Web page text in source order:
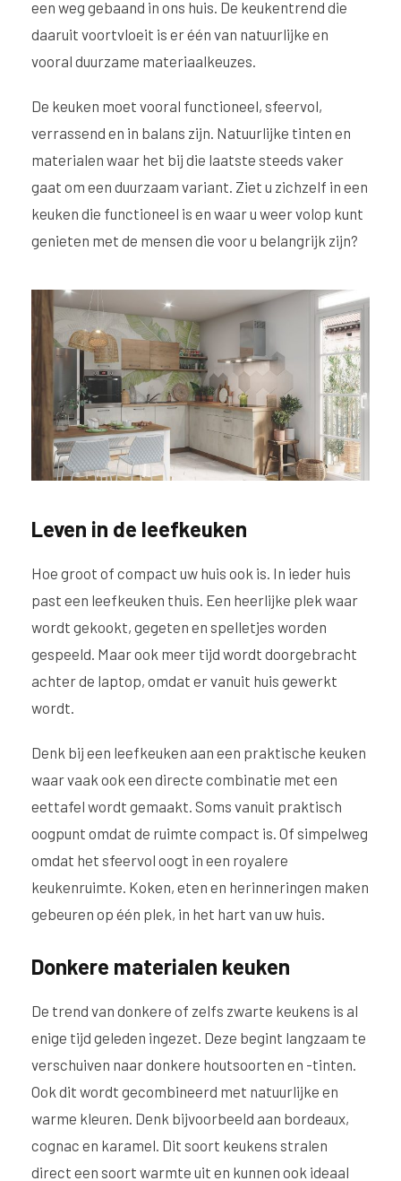
een weg gebaand in ons huis. De keukentrend die
daaruit voortvloeit is er één van natuurlijke en
vooral duurzame materiaalkeuzes.
De keuken moet vooral functioneel, sfeervol,
verrassend en in balans zijn. Natuurlijke tinten en
materialen waar het bij die laatste steeds vaker
gaat om een duurzaam variant. Ziet u zichzelf in een
keuken die functioneel is en waar u weer volop kunt
genieten met de mensen die voor u belangrijk zijn?
Leven in de leefkeuken
Hoe groot of compact uw huis ook is. In ieder huis
past een leefkeuken thuis. Een heerlijke plek waar
wordt gekookt, gegeten en spelletjes worden
gespeeld. Maar ook meer tijd wordt doorgebracht
achter de laptop, omdat er vanuit huis gewerkt
wordt.
Denk bij een leefkeuken aan een praktische keuken
waar vaak ook een directe combinatie met een
eettafel wordt gemaakt. Soms vanuit praktisch
oogpunt omdat de ruimte compact is. Of simpelweg
omdat het sfeervol oogt in een royalere
keukenruimte. Koken, eten en herinneringen maken
gebeuren op één plek, in het hart van uw huis.
Donkere materialen keuken
De trend van donkere of zelfs zwarte keukens is al
enige tijd geleden ingezet. Deze begint langzaam te
verschuiven naar donkere houtsoorten en -tinten.
Ook dit wordt gecombineerd met natuurlijke en
warme kleuren. Denk bijvoorbeeld aan bordeaux,
cognac en karamel. Dit soort keukens stralen
direct een soort warmte uit en kunnen ook ideaal